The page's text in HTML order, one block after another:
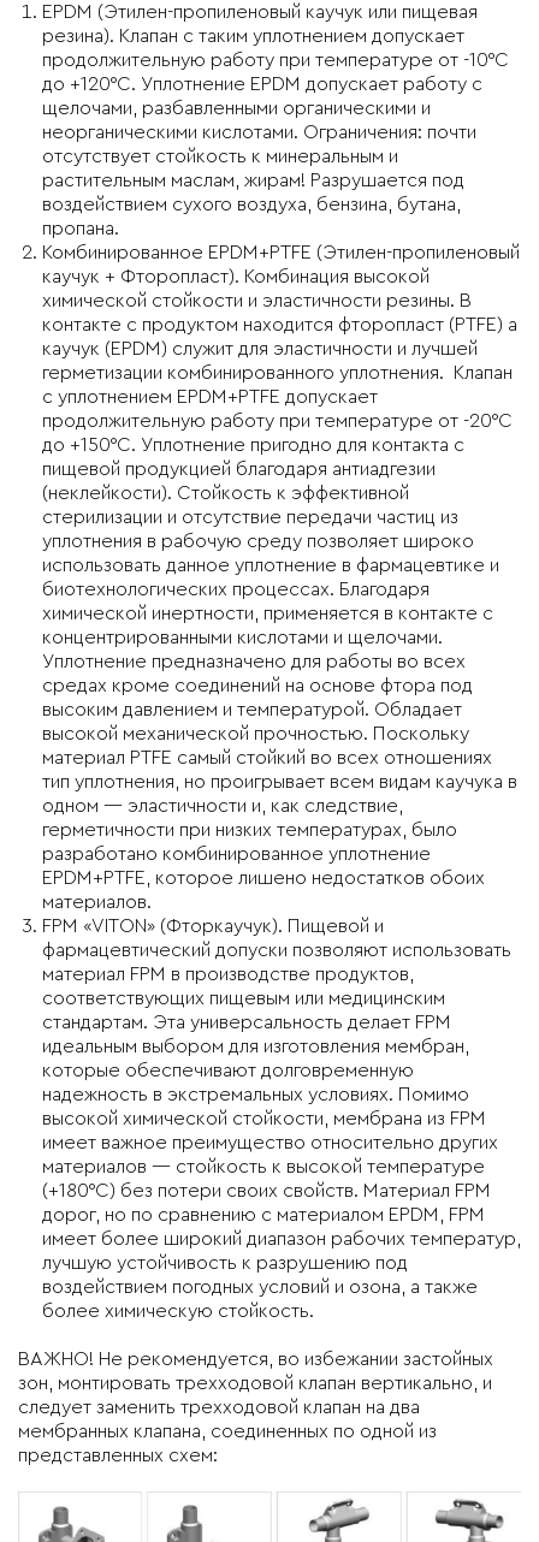
EPDM (Этилен-пропиленовый каучук или пищевая
резина). Клапан с таким уплотнением допускает
продолжительную работу при температуре от -10°C
до +120°C. Уплотнение EPDM допускает работу с
щелочами, разбавленными органическими и
неорганическими кислотами. Ограничения: почти
отсутствует стойкость к минеральным и
растительным маслам, жирам! Разрушается под
воздействием сухого воздуха, бензина, бутана,
пропана.
Комбинированное EPDM+PTFE (Этилен-пропиленовый
каучук + Фторопласт). Комбинация высокой
химической стойкости и эластичности резины. В
контакте с продуктом находится фторопласт (PTFE) а
каучук (EPDM) служит для эластичности и лучшей
герметизации комбинированного уплотнения. Клапан
с уплотнением EPDM+PTFE допускает
продолжительную работу при температуре от -20°C
до +150°C. Уплотнение пригодно для контакта с
пищевой продукцией благодаря антиадгезии
(неклейкости). Стойкость к эффективной
стерилизации и отсутствие передачи частиц из
уплотнения в рабочую среду позволяет широко
использовать данное уплотнение в фармацевтике и
биотехнологических процессах. Благодаря
химической инертности, применяется в контакте с
концентрированными кислотами и щелочами.
Уплотнение предназначено для работы во всех
средах кроме соединений на основе фтора под
высоким давлением и температурой. Обладает
высокой механической прочностью. Поскольку
материал PTFE самый стойкий во всех отношениях
тип уплотнения, но проигрывает всем видам каучука в
одном — эластичности и, как следствие,
герметичности при низких температурах, было
разработано комбинированное уплотнение
EPDM+PTFE, которое лишено недостатков обоих
материалов.
FPM «VITON» (Фторкаучук). Пищевой и
фармацевтический допуски позволяют использовать
материал FPM в производстве продуктов,
соответствующих пищевым или медицинским
стандартам. Эта универсальность делает FPM
идеальным выбором для изготовления мембран,
которые обеспечивают долговременную
надежность в экстремальных условиях. Помимо
высокой химической стойкости, мембрана из FPM
имеет важное преимущество относительно других
материалов — стойкость к высокой температуре
(+180°C) без потери своих свойств. Материал FPM
дорог, но по сравнению с материалом EPDM, FPM
имеет более широкий диапазон рабочих температур,
лучшую устойчивость к разрушению под
воздействием погодных условий и озона, а также
более химическую стойкость.
ВАЖНО! Не рекомендуется, во избежании застойных
зон, монтировать трехходовой клапан вертикально, и
следует заменить трехходовой клапан на два
мембранных клапана, соединенных по одной из
представленных схем: